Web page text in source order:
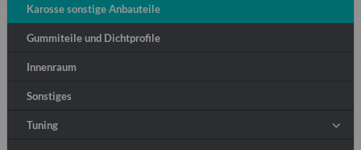
Karosse sonstige Anbauteile
Gummiteile und Dichtprofile
Innenraum
Sonstiges
Tuning